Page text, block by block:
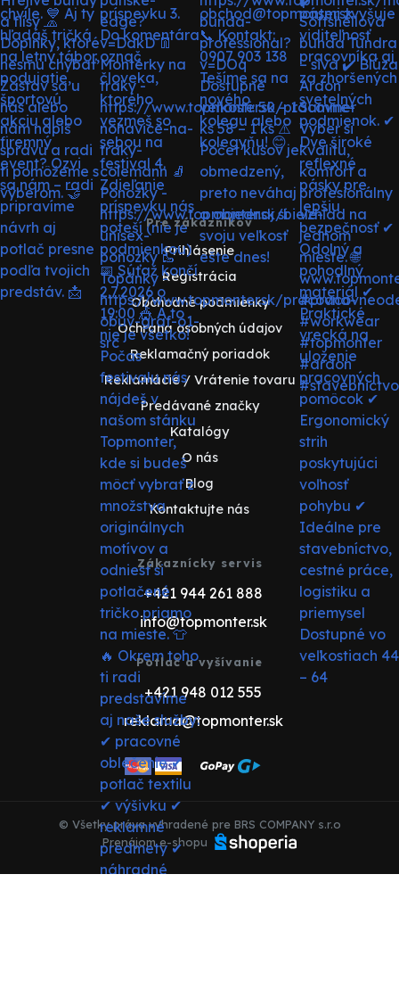
Pre zákazníkov
Prihlásenie
Registrácia
Obchodné podmienky
Ochrana osobných údajov
Reklamačný poriadok
Reklamácie / Vrátenie tovaru
Predávané značky
Katalógy
O nás
Blog
Kontaktujte nás
Zákaznícky servis
+421 944 261 888
info@topmonter.sk
Potlač a vyšívanie
+421 948 012 555
reklama@topmonter.sk
© Všetky práva vyhradené pre BRS COMPANY s.r.o
Prenájom e-shopu